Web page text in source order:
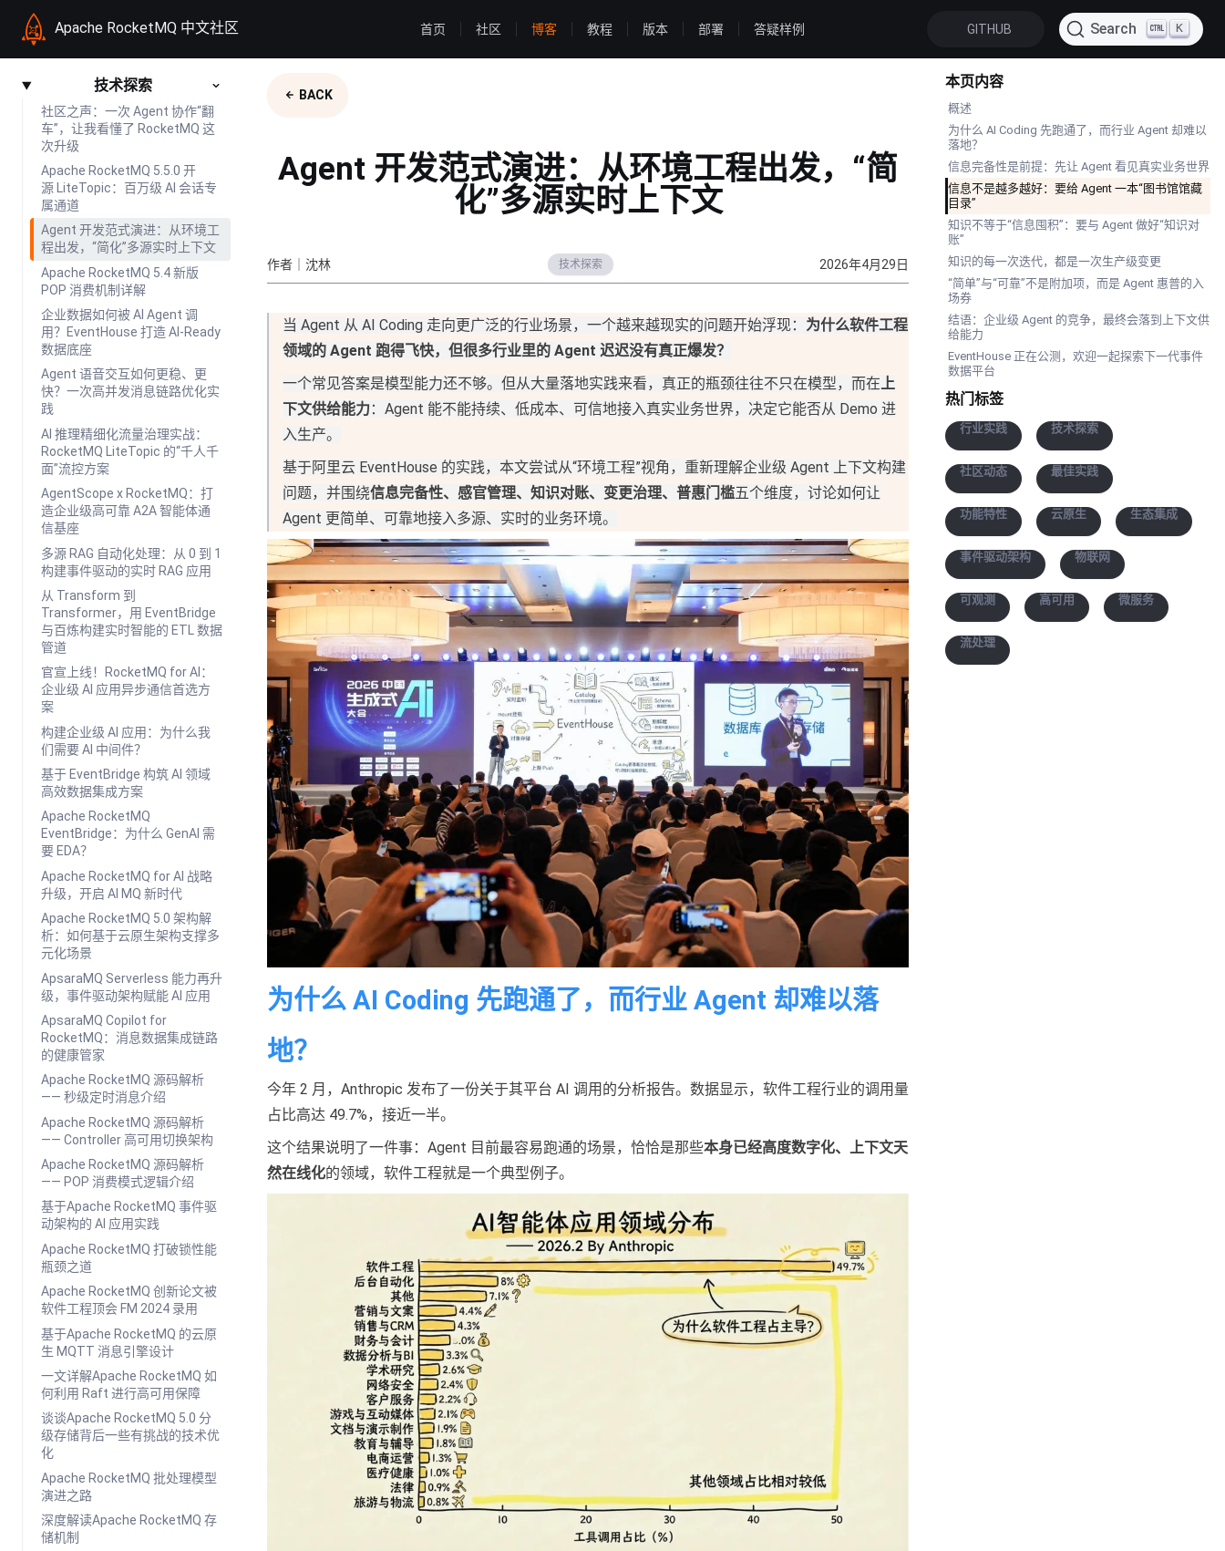
Apache RocketMQ 中文社区 首页 社区 博客 教程 版本 部署 答疑样例 GITHUB Search K
技术探索
社区之声：一次 Agent 协作“翻
车”，让我看懂了 RocketMQ 这
次升级
Apache RocketMQ 5.5.0 开
源 LiteTopic：百万级 AI 会话专
属通道
Agent 开发范式演进：从环境工
程出发，“简化”多源实时上下文
Apache RocketMQ 5.4 新版
POP 消费机制详解
企业数据如何被 AI Agent 调
用？EventHouse 打造 AI-Ready
数据底座
Agent 语音交互如何更稳、更
快？一次高并发消息链路优化实
践
AI 推理精细化流量治理实战：
RocketMQ LiteTopic 的“千人千
面”流控方案
AgentScope x RocketMQ：打
造企业级高可靠 A2A 智能体通
信基座
多源 RAG 自动化处理：从 0 到 1
构建事件驱动的实时 RAG 应用
从 Transform 到
Transformer，用 EventBridge
与百炼构建实时智能的 ETL 数据
管道
官宣上线！RocketMQ for AI：
企业级 AI 应用异步通信首选方
案
构建企业级 AI 应用：为什么我
们需要 AI 中间件？
基于 EventBridge 构筑 AI 领域
高效数据集成方案
Apache RocketMQ
EventBridge：为什么 GenAI 需
要 EDA？
Apache RocketMQ for AI 战略
升级，开启 AI MQ 新时代
Apache RocketMQ 5.0 架构解
析：如何基于云原生架构支撑多
元化场景
ApsaraMQ Serverless 能力再升
级，事件驱动架构赋能 AI 应用
ApsaraMQ Copilot for
RocketMQ：消息数据集成链路
的健康管家
Apache RocketMQ 源码解析
—— 秒级定时消息介绍
Apache RocketMQ 源码解析
—— Controller 高可用切换架构
Apache RocketMQ 源码解析
—— POP 消费模式逻辑介绍
基于Apache RocketMQ 事件驱
动架构的 AI 应用实践
Apache RocketMQ 打破锁性能
瓶颈之道
Apache RocketMQ 创新论文被
软件工程顶会 FM 2024 录用
基于Apache RocketMQ 的云原
生 MQTT 消息引擎设计
一文详解Apache RocketMQ 如
何利用 Raft 进行高可用保障
谈谈Apache RocketMQ 5.0 分
级存储背后一些有挑战的技术优
化
Apache RocketMQ 批处理模型
演进之路
深度解读Apache RocketMQ 存
储机制
BACK
Agent 开发范式演进：从环境工程出发，“简
化”多源实时上下文
作者｜沈林 技术探索 2026年4月29日
当 Agent 从 AI Coding 走向更广泛的行业场景，一个越来越现实的问题开始浮现： 为什么软件工程
领域的 Agent 跑得飞快，但很多行业里的 Agent 迟迟没有真正爆发？
一个常见答案是模型能力还不够。但从大量落地实践来看，真正的瓶颈往往不只在模型，而在上
下文供给能力：Agent 能不能持续、低成本、可信地接入真实业务世界，决定它能否从 Demo 进
入生产。
基于阿里云 EventHouse 的实践，本文尝试从“环境工程”视角，重新理解企业级 Agent 上下文构建
问题，并围绕信息完备性、感官管理、知识对账、变更治理、普惠门槛五个维度，讨论如何让
Agent 更简单、可靠地接入多源、实时的业务环境。
为什么 AI Coding 先跑通了，而行业 Agent 却难以落
地？
今年 2 月，Anthropic 发布了一份关于其平台 AI 调用的分析报告。数据显示，软件工程行业的调用量
占比高达 49.7%，接近一半。
这个结果说明了一件事：Agent 目前最容易跑通的场景，恰恰是那些本身已经高度数字化、上下文天
然在线化的领域，软件工程就是一个典型例子。
本页内容
概述
为什么 AI Coding 先跑通了，而行业 Agent 却难以
落地？
信息完备性是前提：先让 Agent 看见真实业务世界
信息不是越多越好：要给 Agent 一本“图书馆馆藏
目录”
知识不等于“信息囤积”：要与 Agent 做好“知识对
账”
知识的每一次迭代，都是一次生产级变更
“简单”与“可靠”不是附加项，而是 Agent 惠普的入
场券
结语：企业级 Agent 的竞争，最终会落到上下文供
给能力
EventHouse 正在公测，欢迎一起探索下一代事件
数据平台
热门标签
行业实践 技术探索
社区动态 最佳实践
功能特性 云原生 生态集成
事件驱动架构 物联网
可观测 高可用 微服务
流处理